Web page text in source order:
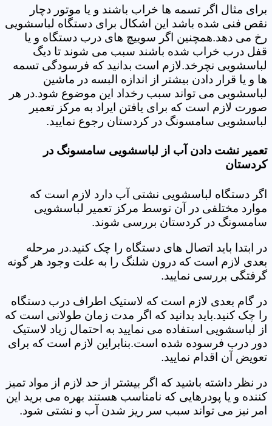
برای مثال اگر تسمه ها خراب باشند و یا موتور دچار
نقص فنی شده باشد این اشکال برای دستگاه لباسشویی
رخ می دهد.همچنین اگر سوییچ های درب دستگاه و یا
قفل درب خراب شده باشند سبب می شوند تا دیگ
لباسشویی نچرخد.لازم است بدانید که فرسودگی تسمه
ها و یا قرار دادن بیشتر از اندازه البسه در ماشین
لباسشویی می تواند سبب رخداد این موضوع شود.در هر
صورت لازم است که برای یافتن ایراد به مرکز تعمیر
لباسشویی سامسونگ در کردستان رجوع نمایید.
تعمیر نشت دادن آب از لباسشویی سامسونگ در
کردستان
اگر دستگاه لباسشویی نشتی آب دارد لازم است که
موارد مختلفی در آن توسط مرکز تعمیر لباسشویی
سامسونگ در کردستان بررسی شوند.
در ابتدا باید اتصال های دستگاه را چک کنید.در مرحله
بعدی لازم است که درون شلنگ را به علت وجود هر گونه
گرفتگی بررسی نمایید.
در گام بعدی لازم است که لاستیک اطراف درب دستگاه
را چک کنید.باید بدانید که اگر مدت زمان طولانی است که
از لباسشویی استفاده می نمایید به احتمال زیاد لاستیک
دور درب فرسوده شده است.بنابراین لازم است که برای
تعویض آن اقدام نمایید.
در نظر داشته باشید که اگر بیشتر از حد لازم از مواد تمیز
کننده و یا پودرهایی که نامناسب هستند بهره می برید این
امر نیز می تواند سبب سر ریز شدن آب و نشتی شود.